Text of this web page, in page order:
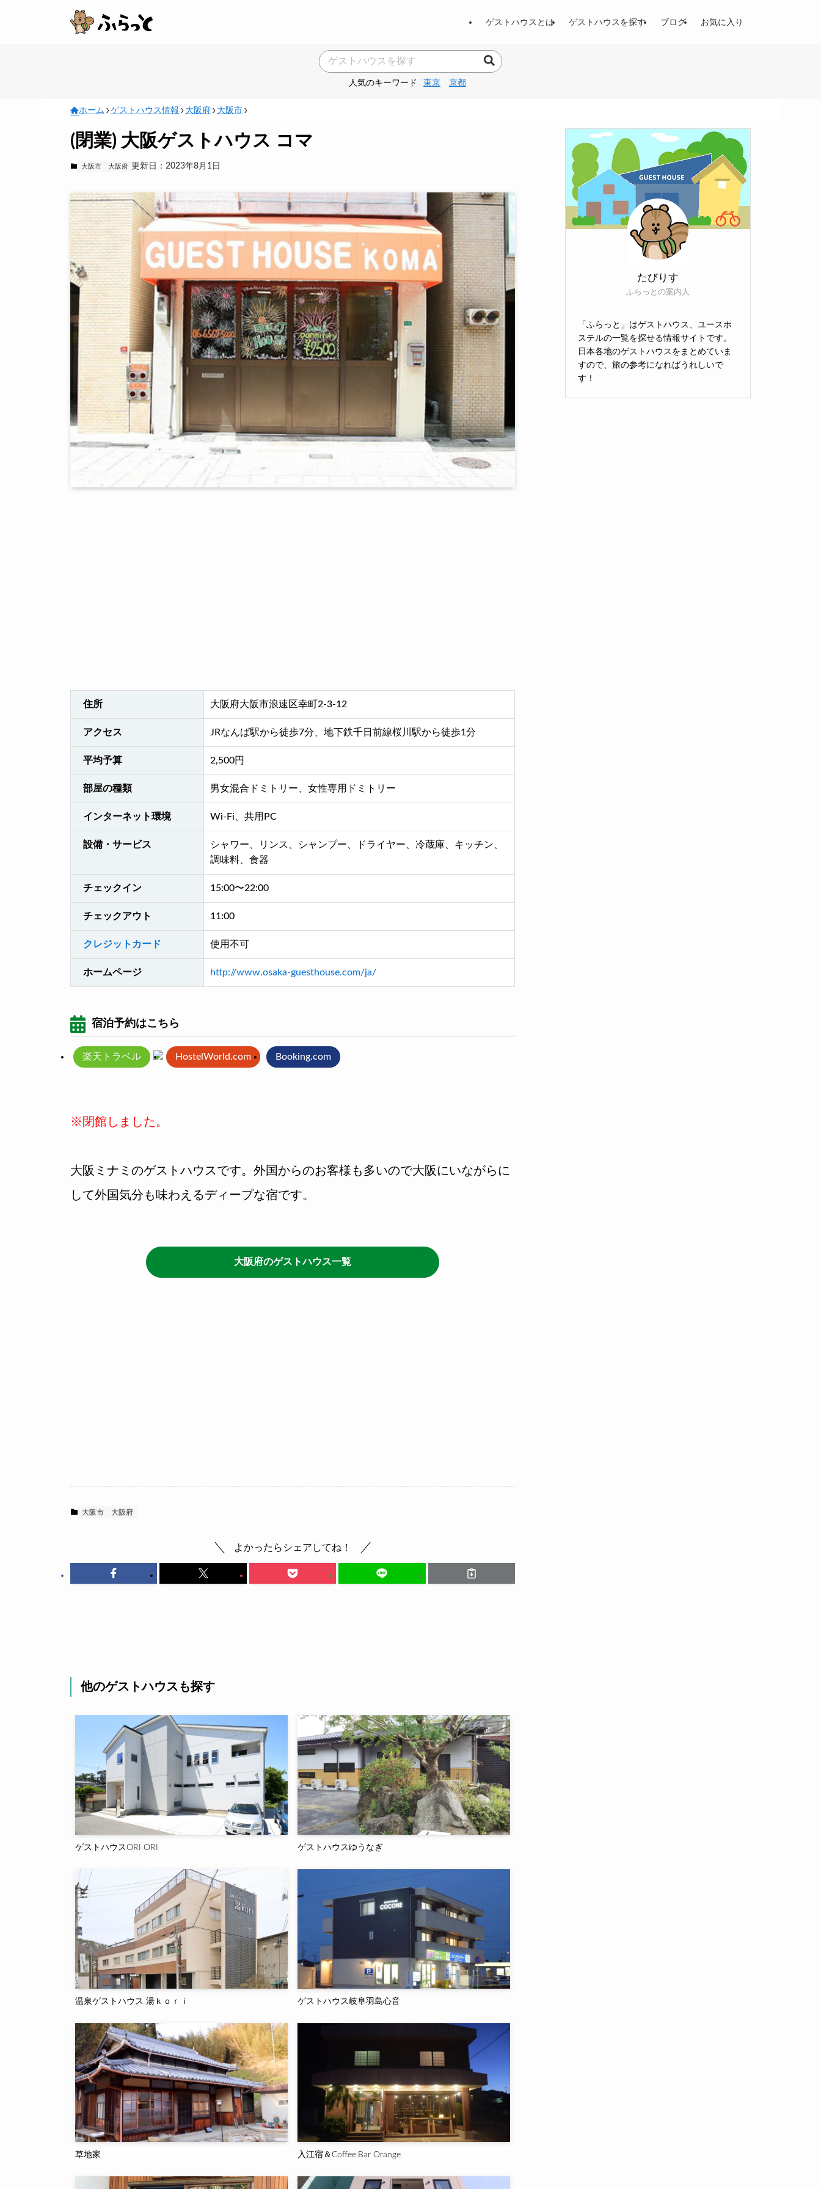
ゲストハウスとは ゲストハウスを探す ブログ お気に入り
人気のキーワード 東京 京都
ホーム ゲストハウス情報 大阪府 大阪市
(閉業) 大阪ゲストハウス コマ
大阪市 大阪府 更新日：2023年8月1日
住所 大阪府大阪市浪速区幸町2-3-12
アクセス JRなんば駅から徒歩7分、地下鉄千日前線桜川駅から徒歩1分
平均予算 2,500円
部屋の種類 男女混合ドミトリー、女性専用ドミトリー
インターネット環境 Wi-Fi、共用PC
設備・サービス
シャワー、リンス、シャンプー、ドライヤー、冷蔵庫、キッチン、
調味料、食器
チェックイン 15:00〜22:00
チェックアウト 11:00
クレジットカード 使用不可
ホームページ http://www.osaka-guesthouse.com/ja/
宿泊予約はこちら
楽天トラベル HostelWorld.com Booking.com
※閉館しました。
大阪ミナミのゲストハウスです。外国からのお客様も多いので大阪にいながらに
して外国気分も味わえるディープな宿です。
大阪府のゲストハウス一覧
大阪市 大阪府
よかったらシェアしてね！
他のゲストハウスも探す
ゲストハウスORI ORI ゲストハウスゆうなぎ
温泉ゲストハウス 湯ｋｏｒｉ ゲストハウス岐阜羽島心音
草地家 入江宿＆Coffee.Bar Orange
たびりす
ふらっとの案内人
「ふらっと」はゲストハウス、ユースホ
ステルの一覧を探せる情報サイトです。
日本各地のゲストハウスをまとめていま
すので、旅の参考になればうれしいで
す！